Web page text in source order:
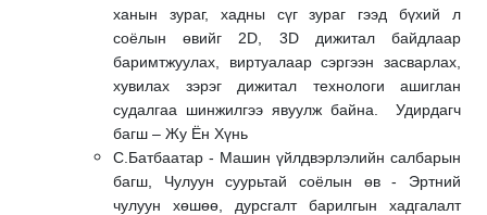
ханын зураг, хадны сүг зураг гээд бүхий л
соёлын өвийг 2D, 3D дижитал байдлаар
баримтжуулах, виртуалаар сэргээн засварлах,
хувилах зэрэг дижитал технологи ашиглан
судалгаа шинжилгээ явуулж байна. Удирдагч
багш – Жу Ён Хүнь
С.Батбаатар - Машин үйлдвэрлэлийн салбарын
багш, Чулуун суурьтай соёлын өв - Эртний
чулуун хөшөө, дурсгалт барилгын хадгалалт